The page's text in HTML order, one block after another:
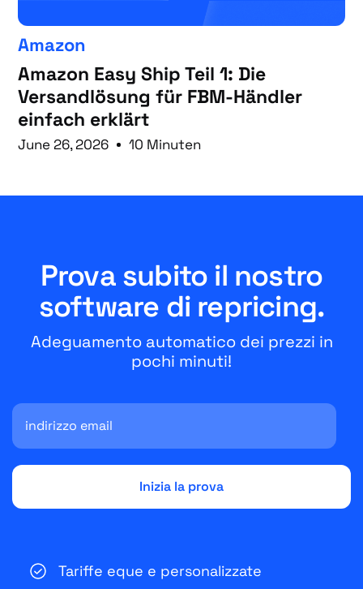
Amazon
Amazon Easy Ship Teil 1: Die
Versandlösung für FBM-Händler
einfach erklärt
June 26, 2026 10 Minuten
Prova subito il nostro
software di repricing.
Adeguamento automatico dei prezzi in
pochi minuti!
Tariffe eque e personalizzate